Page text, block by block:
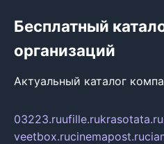
Бесплатный
организаций
Актуальный каталог
03223.ruufille.rukrasotata.ru
veetbox.rucinemapost.ru